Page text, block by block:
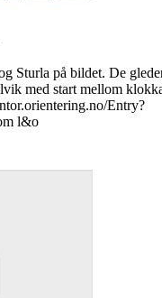
Sturla på bildet. De
med start mellom
Entry?
l&o